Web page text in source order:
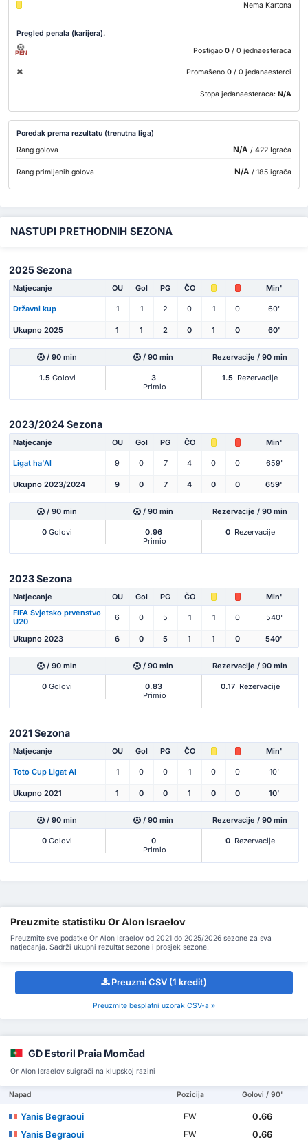
Nema Kartona
Pregled penala (karijera).
PEN Postigao 0 / 0 jednaesteraca
Promašeno 0 / 0 jedanaesterci
Stopa jedanaesteraca: N/A
Poredak prema rezultatu (trenutna liga)
Rang golova
N/A / 422 Igrača
Rang primljenih golova N/A / 185 igrača
NASTUPI PRETHODNIH SEZONA
2025 Sezona
Natjecanje OU Gol PG ČO Min'
Državni kup 1 1 2 0 1 0 60'
Ukupno 2025 1 1 2 0 1 0 60'
/ 90 min / 90 min Rezervacije / 90 min
1.5Golovi
3
Primio
1.5 Rezervacije
2023/2024 Sezona
Natjecanje OU Gol PG ČO Min'
Ligat ha'Al 9 0 7 4 0 0 659'
Ukupno 2023/2024 9 0 7 4 0 0 659'
/ 90 min / 90 min Rezervacije / 90 min
0 Golovi
0.96
Primio
0 Rezervacije
2023 Sezona
Natjecanje OU Gol PG ČO
Min'
FIFA Svjetsko prvenstvo
U20
6 0 5 1 1 0 540'
Ukupno 2023 6 0 5 1 1 0 540'
/ 90 min / 90 min Rezervacije / 90 min
0 Golovi
0.83
Primio
0.17 Rezervacije
2021 Sezona
Natjecanje OU Gol PG ČO Min'
Toto Cup Ligat Al 1 0 0 1 0 0 10'
Ukupno 2021 1 0 0 1 0 0 10'
/ 90 min / 90 min Rezervacije / 90 min
0 Golovi
0
Primio
0 Rezervacije
Preuzmite statistiku Or Alon Israelov
Preuzmite sve podatke Or Alon Israelov od 2021 do 2025/2026 sezone za sva
natjecanja. Sadrži ukupni rezultat sezone i prosjek sezone.
Preuzmi CSV (1 kredit)
Preuzmite besplatni uzorak CSV-a »
GD Estoril Praia Momčad
Or Alon Israelov suigrači na klupskoj razini
Napad Pozicija Golovi / 90'
Yanis Begraoui FW
0.66
Yanis Begraoui
FW
0.66